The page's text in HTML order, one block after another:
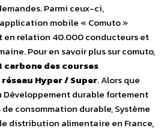
Parmi ceux-ci,
mobile « Comuto »
relation 40.000 conducteurs et
Pour en savoir plus sur comuto,
carbone des courses
Hyper / Super. Alors que
Développement durable fortement
consommation durable, Système
distribution alimentaire en France,